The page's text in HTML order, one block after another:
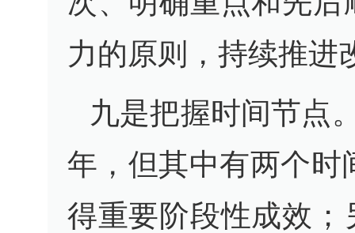
力的原则，持续推进
九是把握时间节点
年，但其中有两个时
得重要阶段性成效